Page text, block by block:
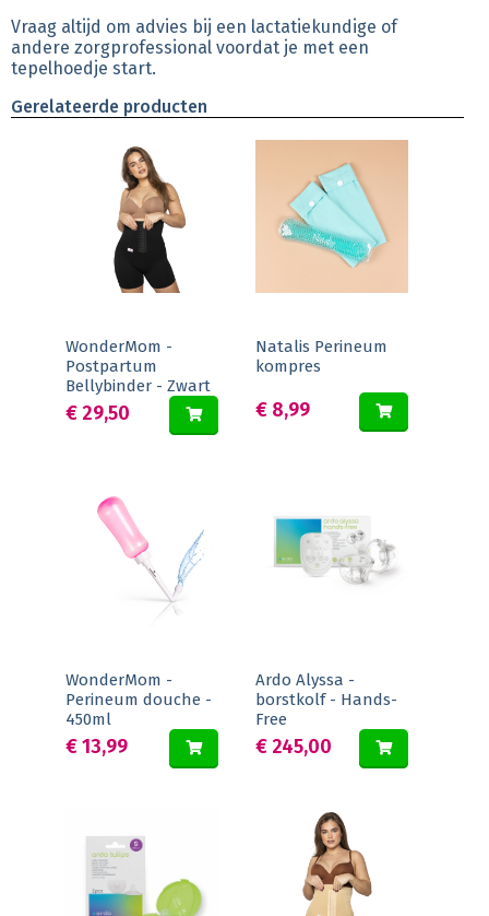
Vraag altijd om advies bij een lactatiekundige of
andere zorgprofessional voordat je met een
tepelhoedje start.
Gerelateerde producten
WonderMom -
Postpartum
Bellybinder - Zwart
€ 29,50
Natalis Perineum
kompres
€ 8,99
WonderMom -
Perineum douche -
450ml
€ 13,99
Ardo Alyssa -
borstkolf - Hands-
Free
€ 245,00